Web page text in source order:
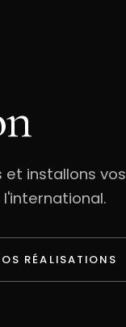
et installons vos
RÉALISATIONS